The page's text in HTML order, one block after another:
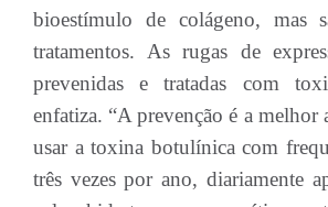
bioestímulo de colágeno, mas
tratamentos. As rugas de
prevenidas e tratadas com
enfatiza. “A prevenção é a melhor
usar a toxina botulínica com
três vezes por ano, diariamente